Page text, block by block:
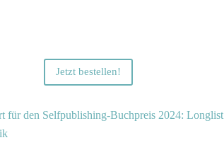
Jetzt bestellen!
für den Selfpublishing-Buchpreis 2024: Longlist